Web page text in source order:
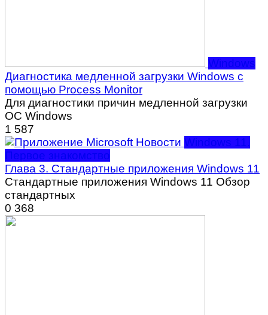
Windows
Диагностика медленной загрузки Windows с
помощью Process Monitor
Для диагностики причин медленной загрузки
ОС Windows
1 587
Windows 11.
Первое знакомство
Глава 3. Стандартные приложения Windows 11
Стандартные приложения Windows 11 Обзор
стандартных
0 368